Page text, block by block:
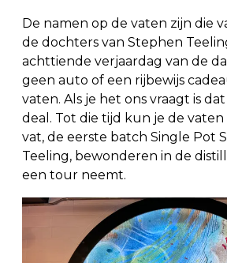
De namen op de vaten zijn die
de dochters van Stephen
achttiende verjaardag van de
geen auto of een rijbewijs
vaten. Als je het ons vraagt is
deal. Tot die tijd kun je de
vat, de eerste batch Single Pot
Teeling, bewonderen in de
een tour neemt.